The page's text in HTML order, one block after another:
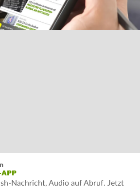
Nachricht, Audio auf Abruf. Jetzt